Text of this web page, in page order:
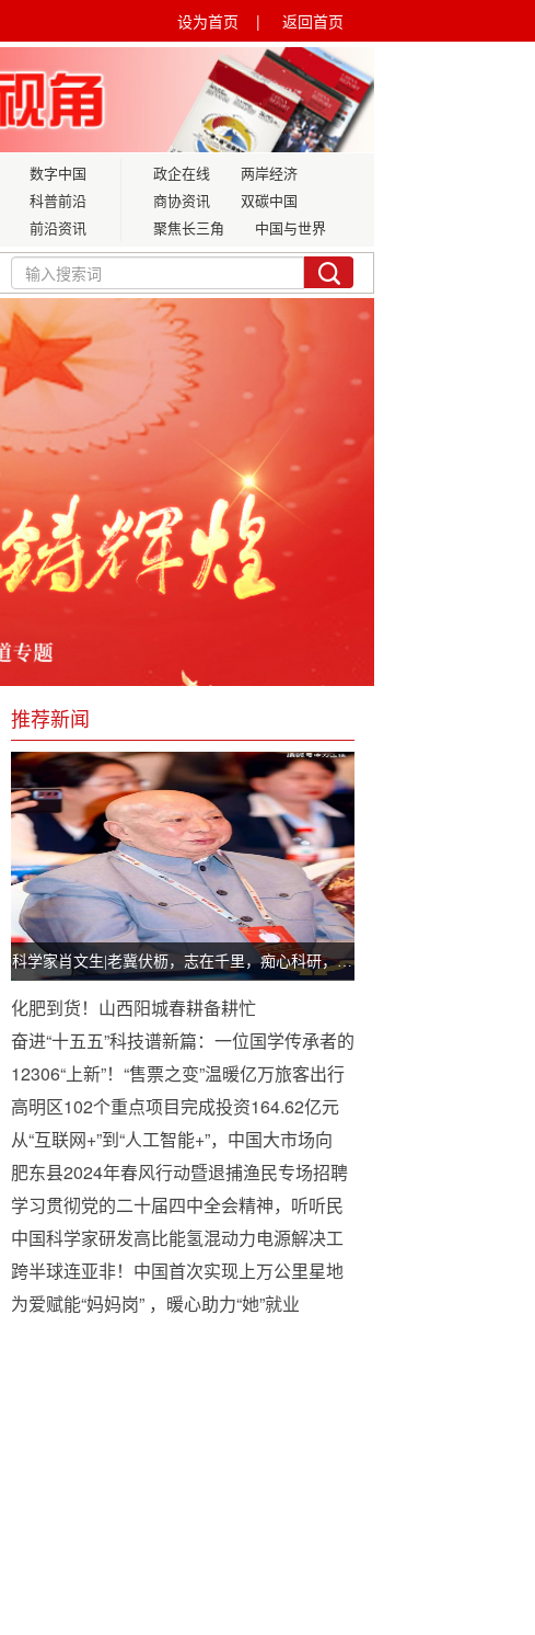
返回首页
设为首页 |
数字中国
科普前沿
前沿资讯
政企在线
两岸经济
商协资讯
双碳中国
聚焦长三角
中国与世界
推荐新闻
科学家肖文生|老冀伏枥，志在千里，痴心科研，造福人类 稳糖植物多肽康复保健粉解决糖尿病
化肥到货！山西阳城春耕备耕忙
奋进“十五五”科技谱新篇：一位国学传承者的
文化创新之路
12306“上新”！“售票之变”温暖亿万旅客出行
高明区102个重点项目完成投资164.62亿元
从“互联网+”到“人工智能+”，中国大市场向
“新”而行
肥东县2024年春风行动暨退捕渔民专场招聘
会
学习贯彻党的二十届四中全会精神，听听民
营企业创新者的声音
中国科学家研发高比能氢混动力电源解决工
业级无人机续航难题
跨半球连亚非！中国首次实现上万公里星地
量子通信
为爱赋能“妈妈岗” ，暖心助力“她”就业